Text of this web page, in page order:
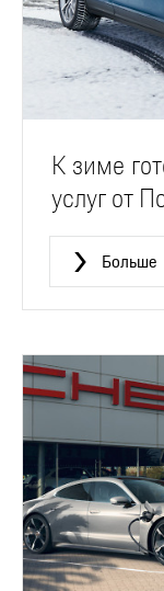
К зиме
услуг от
Больше